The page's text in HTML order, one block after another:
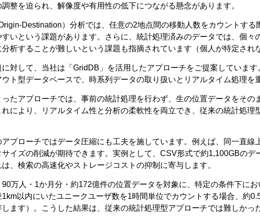
整を迫られ、解像度や有用性の低下につながる懸念があります。
Destination）分析では、任意の2地点間の移動人数をカウントす
すいという課題があります。さらに、統計処理済みのデータでは、個
析することが難しいという課題も指摘されています（個人が特定され
に対して、当社は「GridDB」を活用したアプローチをご提案していま
ト型データベースで、時系列データの取り扱いとリアルタイム処理を
たアプローチでは、事前の統計処理を行わず、生の位置データをそ
により、リアルタイム性と分析の柔軟性を両立でき、従来の統計処
アプローチではデータ圧縮にも工夫を施しています。例えば、同一直
サイズの削減が期待できます。実例として、CSV形式で約1,100GBの
は、検索の高速化やストレージコストの抑制に寄与します。
万人・1か月分・約172億件の位置データを対象に、特定の条件下に
以内にいたユニークユーザ数を1時間単位でカウントする場合、約
ます）。こうした結果は、従来の統計処理型アプローチでは難しかっ